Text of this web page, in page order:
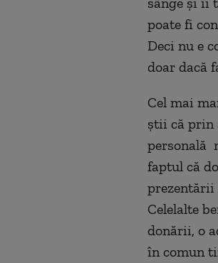
poate fi
Deci nu e
doar dacă
Cel mai
știi că prin
personală
faptul că
prezentării
Celelalte
donării, o
în comun